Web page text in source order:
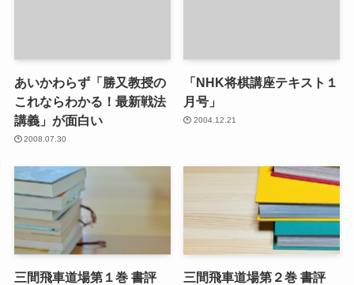
あいかわらず「勝又教授の
これならわかる！最新戦法
講義」が面白い
2008.07.30
「NHK将棋講座テキスト１
月号」
2004.12.21
三間飛車道場第１巻 書評 三間飛車道場第２巻 書評